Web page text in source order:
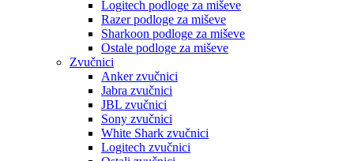
Logitech podloge za miševe
Razer podloge za miševe
Sharkoon podloge za miševe
Ostale podloge za miševe
Zvučnici
Anker zvučnici
Jabra zvučnici
JBL zvučnici
Sony zvučnici
White Shark zvučnici
Logitech zvučnici